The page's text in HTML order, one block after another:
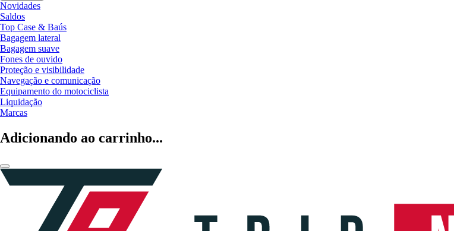
Novidades
Saldos
Top Case & Baús
Bagagem lateral
Bagagem suave
Fones de ouvido
Proteção e visibilidade
Navegação e comunicação
Equipamento do motociclista
Liquidação
Marcas
Adicionando ao carrinho...